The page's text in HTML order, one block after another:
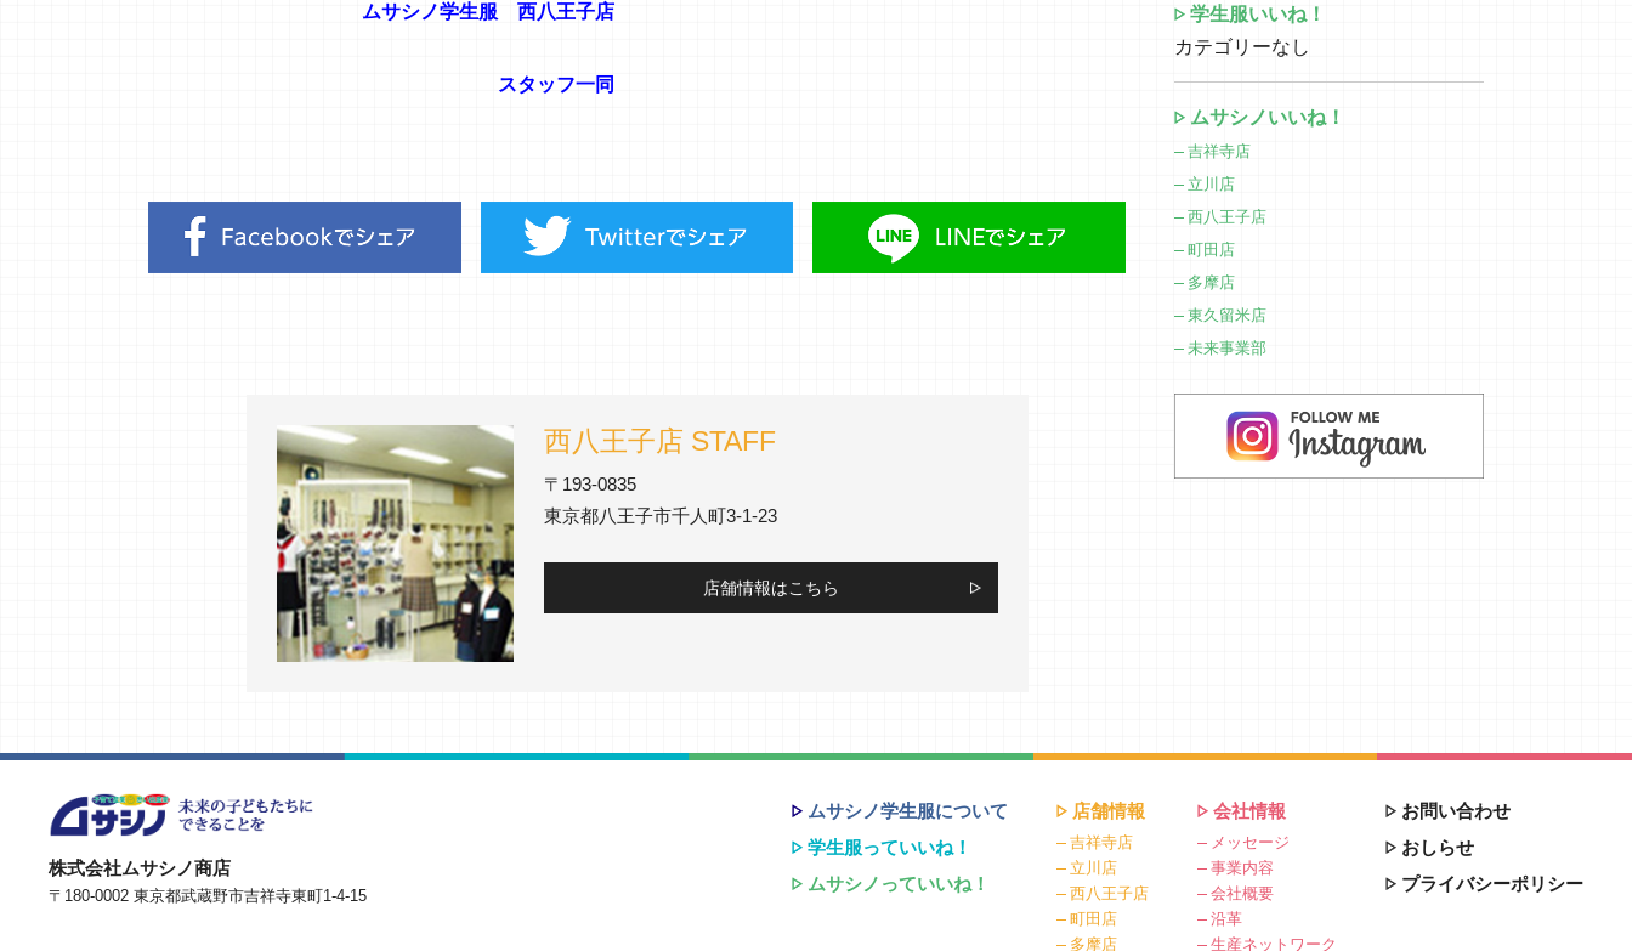
ムサシノ学生服 西八王子店
スタッフ一同
西八王子店 STAFF
〒193-0835
東京都八王子市千人町3-1-23
店舗情報はこちら
学生服いいね！
カテゴリーなし
ムサシノいいね！
吉祥寺店
立川店
西八王子店
町田店
多摩店
東久留米店
未来事業部
株式会社ムサシノ商店
〒180-0002 東京都武蔵野市吉祥寺東町1-4-15
ムサシノ学生服について
学生服っていいね！
ムサシノっていいね！
店舗情報
吉祥寺店
立川店
西八王子店
町田店
多摩店
会社情報
メッセージ
事業内容
会社概要
沿革
生産ネットワーク
お問い合わせ
おしらせ
プライバシーポリシー